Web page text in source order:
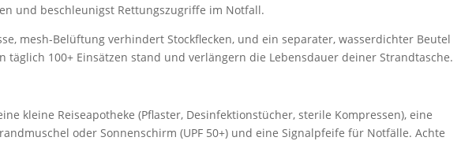
und beschleunigst Rettungszugriffe im Notfall.
mesh-Belüftung verhindert Stockflecken, und ein separater, wasserdichter Beutel
100+ Einsätzen stand und verlängern die Lebensdauer deiner Strandtasche.
kleine Reiseapotheke (Pflaster, Desinfektionstücher, sterile Kompressen), eine
oder Sonnenschirm (UPF 50+) und eine Signalpfeife für Notfälle. Achte